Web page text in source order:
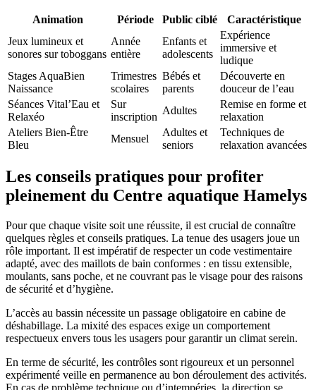
Animation Période Public ciblé
Caractéristique
Jeux lumineux et
sonores sur toboggans
Année
entière
Enfants et
adolescents
Expérience
immersive et
ludique
Stages AquaBien
Naissance
Trimestres
scolaires
Bébés et
parents
Découverte en
douceur de l’eau
Séances Vital’Eau et
Relaxéo
Sur
inscription
Adultes
Remise en forme et
relaxation
Ateliers Bien-Être
Bleu
Mensuel
Adultes et
seniors
Techniques de
relaxation avancées
Les conseils pratiques pour profiter
pleinement du Centre aquatique Hamelys
Pour que chaque visite soit une réussite, il est crucial de connaître
quelques règles et conseils pratiques. La tenue des usagers joue un
rôle important. Il est impératif de respecter un code vestimentaire
adapté, avec des maillots de bain conformes : en tissu extensible,
moulants, sans poche, et ne couvrant pas le visage pour des raisons
de sécurité et d’hygiène.
L’accès au bassin nécessite un passage obligatoire en cabine de
déshabillage. La mixité des espaces exige un comportement
respectueux envers tous les usagers pour garantir un climat serein.
En terme de sécurité, les contrôles sont rigoureux et un personnel
expérimenté veille en permanence au bon déroulement des activités.